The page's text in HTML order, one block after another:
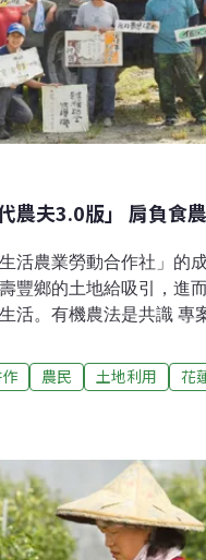
農夫3.0版」 肩負食
活農業勞動合作社」的
豐鄉的土地給吸引，進
活。有機農法是共識 專
方生態環境，參與實行
式，透過感官的經驗和
運銷，參與社區互動和
一起共生共好。為解決
技化的管理與設備，降
加工設備，提高產能，
農民 土地利用 花